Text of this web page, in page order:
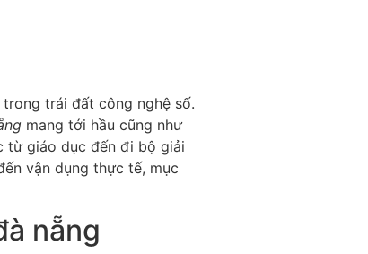
trái đất công nghệ số.
mang tới hầu cũng như
từ giáo dục đến đi bộ giải
vận dụng thực tế, mục
nẵng